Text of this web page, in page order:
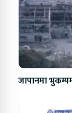
जापानमा